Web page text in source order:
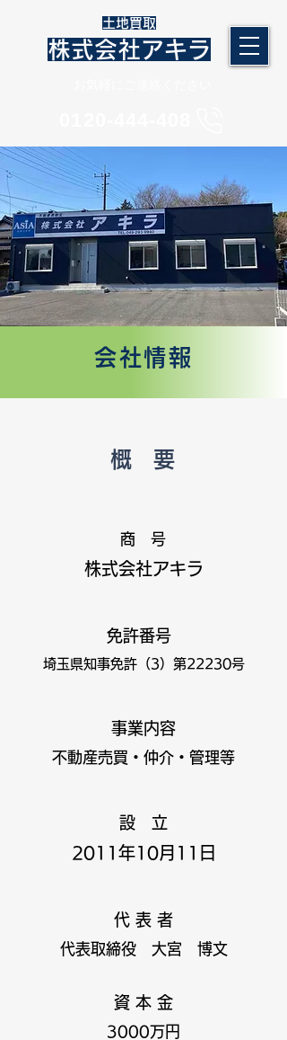
​土地買取
株式会社アキラ
会社情報
概 要
商 号
株式会社アキラ
免許番号
埼玉県知事免許（3）第22230号
​事業内容
不動産売買・仲介・管理等
設 立
2011年10月11日
代 表 者
代表取締役 大宮 博文
資 本 金
3000万円